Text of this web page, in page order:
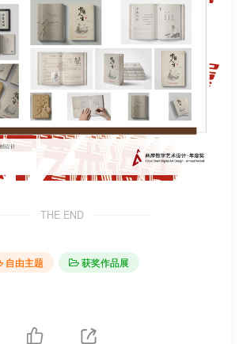
THE END
自由主题 获奖作品展